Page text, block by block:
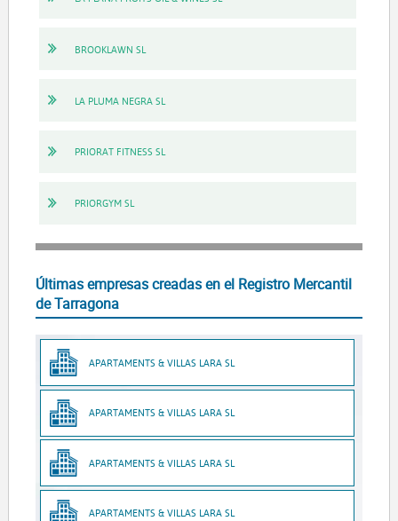
BROOKLAWN SL
LA PLUMA NEGRA SL
PRIORAT FITNESS SL
PRIORGYM SL
Últimas empresas creadas en el Registro Mercantil
de Tarragona
APARTAMENTS & VILLAS LARA SL
APARTAMENTS & VILLAS LARA SL
APARTAMENTS & VILLAS LARA SL
APARTAMENTS & VILLAS LARA SL